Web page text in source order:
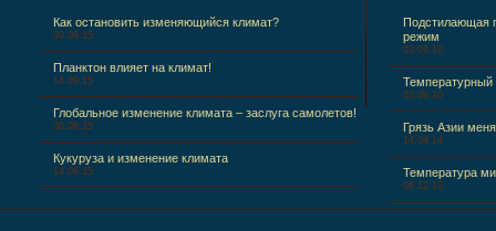
Как остановить изменяющийся климат?
30.09.15
Планктон влияет на климат!
14.09.15
Глобальное изменение климата – заслуга самолетов!
30.08.15
Кукуруза и изменение климата
14.08.15
Подстилающая
режим
03.09.10
03.09.10
Грязь Азии
14.04.14
Температура
08.12.10